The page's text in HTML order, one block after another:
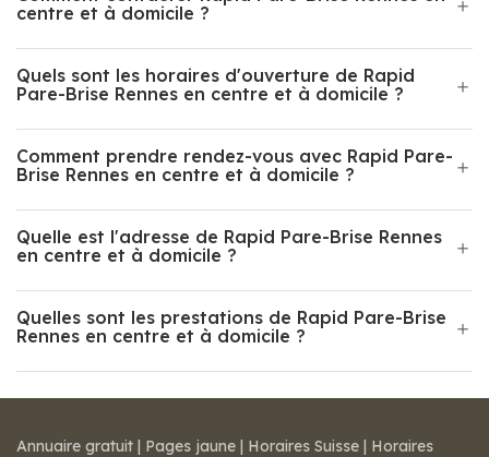
centre et à domicile ?
Quels sont les horaires d'ouverture de Rapid
Pare-Brise Rennes en centre et à domicile ?
Comment prendre rendez-vous avec Rapid Pare-
Brise Rennes en centre et à domicile ?
Quelle est l'adresse de Rapid Pare-Brise Rennes
en centre et à domicile ?
Quelles sont les prestations de Rapid Pare-Brise
Rennes en centre et à domicile ?
Annuaire gratuit | Pages jaune | Horaires Suisse | Horaires